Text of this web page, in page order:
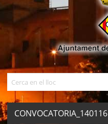
CONVOCATORIA_140116